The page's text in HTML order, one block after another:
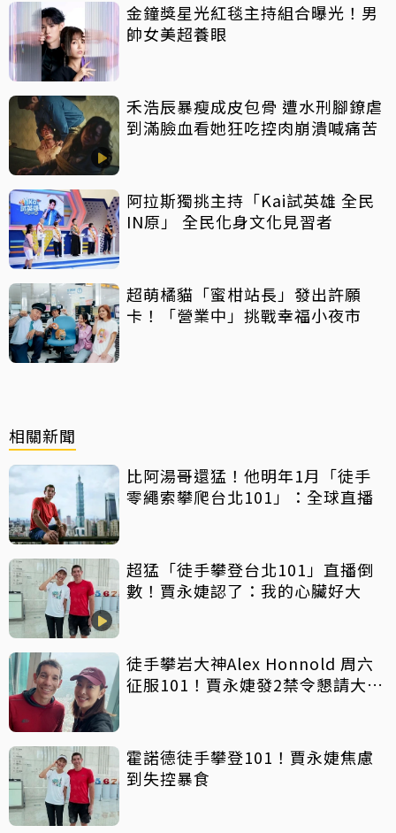
金鐘獎星光紅毯主持組合曝光！男
帥女美超養眼
禾浩辰暴瘦成皮包骨 遭水刑腳鐐虐
到滿臉血看她狂吃控肉崩潰喊痛苦
阿拉斯獨挑主持「Kai試英雄 全民
IN原」 全民化身文化見習者
超萌橘貓「蜜柑站長」發出許願
卡！「營業中」挑戰幸福小夜市
相關新聞
比阿湯哥還猛！他明年1月「徒手
零繩索攀爬台北101」：全球直播
超猛「徒手攀登台北101」直播倒
數！賈永婕認了：我的心臟好大
徒手攀岩大神Alex Honnold 周六
征服101！賈永婕發2禁令懇請大眾
霍諾德徒手攀登101！賈永婕焦慮
到失控暴食